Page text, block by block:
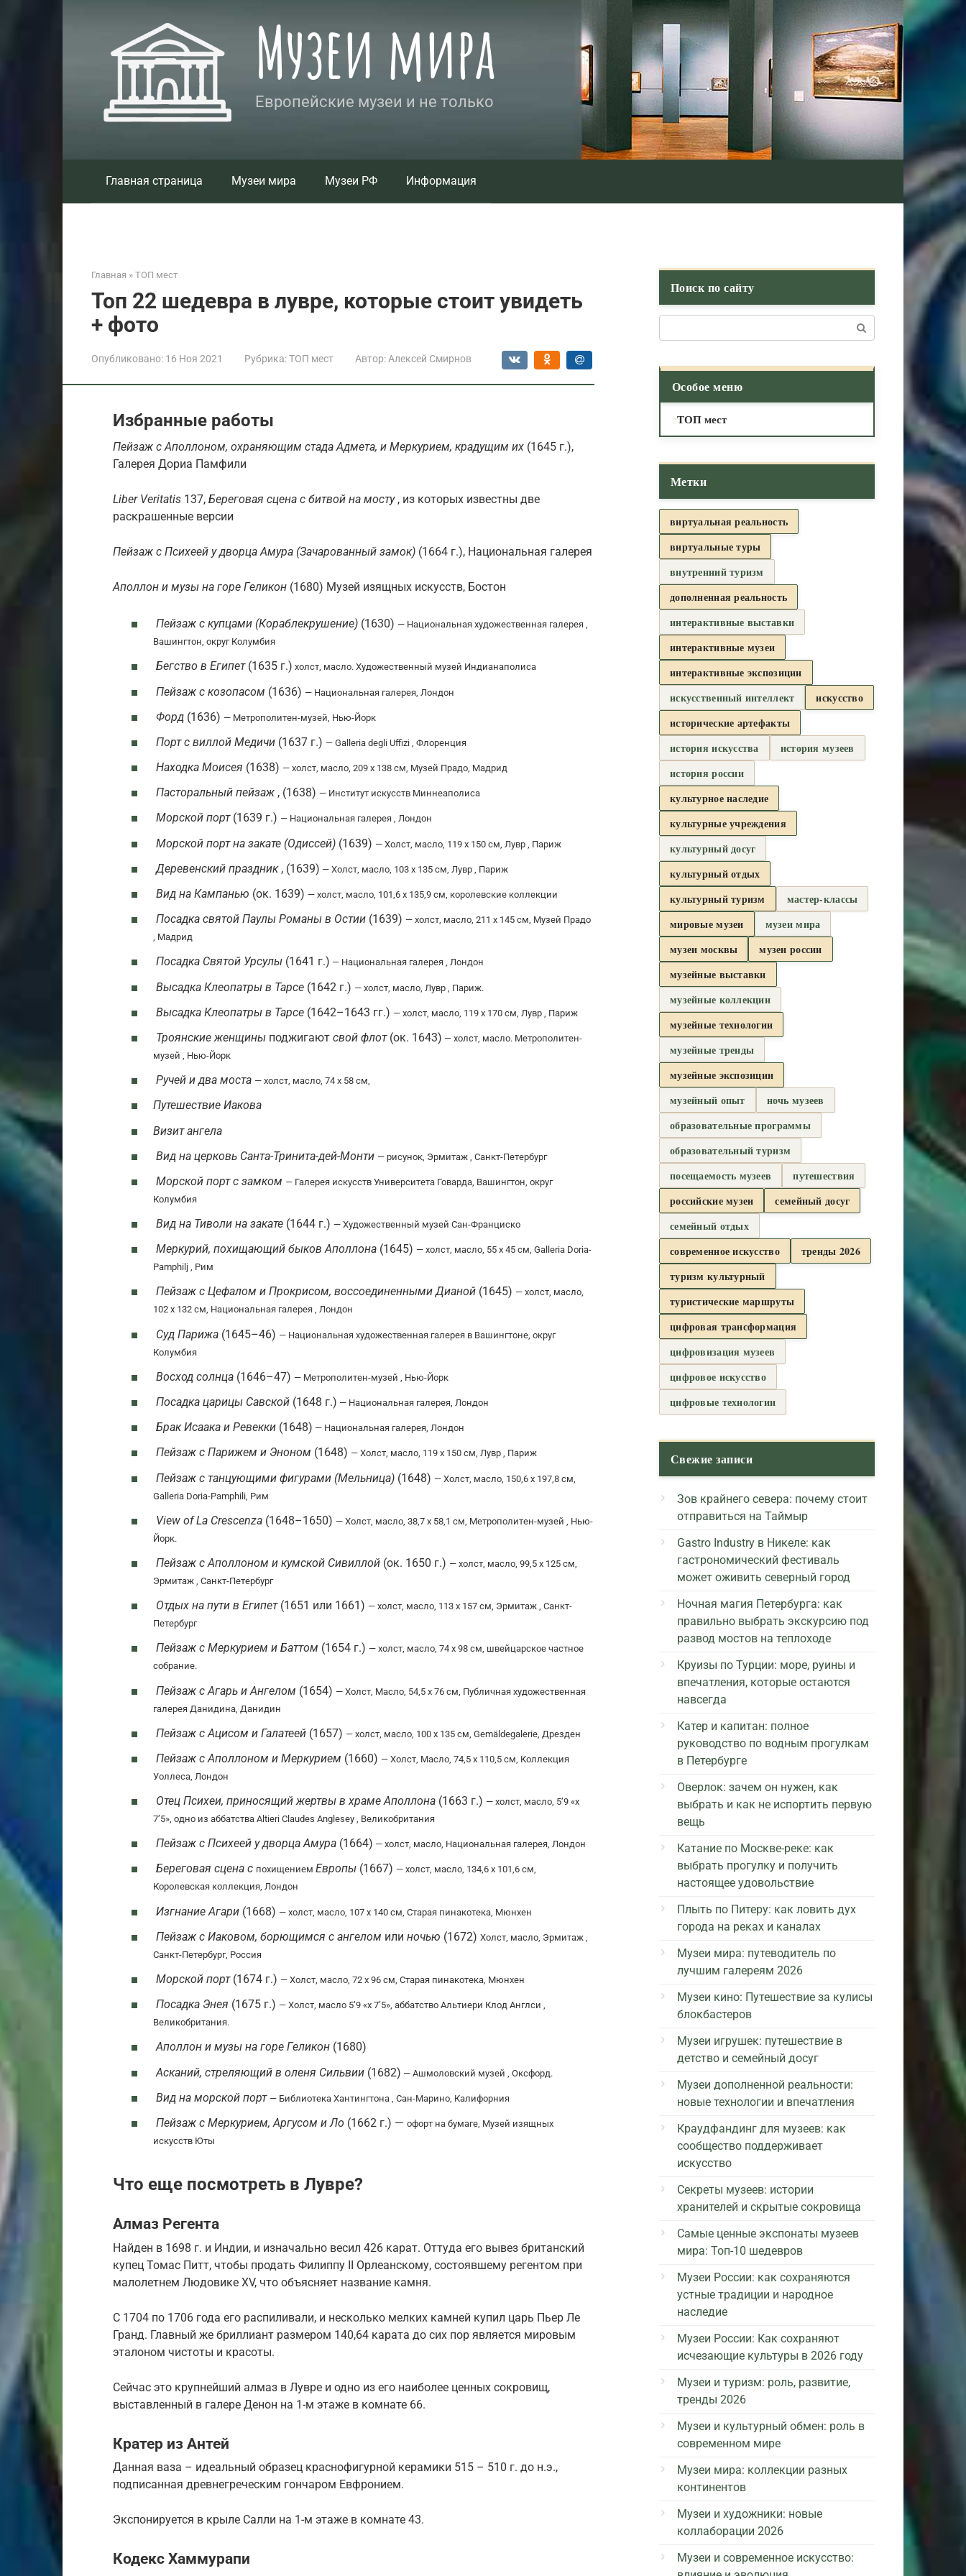
Музеи мира
Европейские музеи и не только
Главная страница Музеи мира Музеи РФ Информация
Главная » ТОП мест
Топ 22 шедевра в лувре, которые стоит увидеть
+ фото
Опубликовано: 16 Ноя 2021 Рубрика:ТОП мест Автор: Алексей Смирнов
Избранные работы
Пейзаж с Аполлоном, охраняющим стада Адмета, и Меркурием, крадущим их (1645 г.),
Галерея Дориа Памфили
Liber Veritatis 137, Береговая сцена с битвой на мосту, из которых известны две
раскрашенные версии
Пейзаж с Психеей у дворца Амура (Зачарованный замок) (1664 г.), Национальная галерея
Аполлон и музы на горе Геликон (1680) Музей изящных искусств, Бостон
Пейзаж с купцами (Кораблекрушение) (1630) — Национальная художественная галерея ,
Вашингтон, округ Колумбия
Бегство в Египет(1635 г.) холст, масло. Художественный музей Индианаполиса
Пейзаж с козопасом (1636) — Национальная галерея, Лондон
Форд (1636) — Метрополитен-музей, Нью-Йорк
Порт с виллой Медичи (1637 г.) — Galleria degli Uffizi , Флоренция
Находка Моисея (1638) — холст, масло, 209 x 138 см, Музей Прадо, Мадрид
Пасторальный пейзаж , (1638) — Институт искусств Миннеаполиса
Морской порт(1639 г.) — Национальная галерея , Лондон
Морской порт на закате (Одиссей) (1639) — Холст, масло, 119 x 150 см, Лувр , Париж
Деревенский праздник, (1639) — Холст, масло, 103 x 135 см, Лувр , Париж
Вид на Кампанью (ок. 1639) — холст, масло, 101,6 x 135,9 см, королевские коллекции
Посадка святой Паулы Романы в Остии (1639) — холст, масло, 211 х 145 см, Музей Прадо
, Мадрид
Посадка Святой Урсулы (1641 г.) — Национальная галерея , Лондон
Высадка Клеопатры в Тарсе (1642 г.) — холст, масло, Лувр , Париж.
Высадка Клеопатры в Тарсе (1642–1643 гг.) — холст, масло, 119 x 170 см, Лувр , Париж
Троянские женщины поджигают свой флот(ок. 1643) — холст, масло. Метрополитен-
музей , Нью-Йорк
Ручей и два моста — холст, масло, 74 х 58 см,
Путешествие Иакова
Визит ангела
Вид на церковь Санта-Тринита-дей-Монти — рисунок, Эрмитаж , Санкт-Петербург
Морской порт с замком — Галерея искусств Университета Говарда, Вашингтон, округ
Колумбия
Вид на Тиволи на закате (1644 г.) — Художественный музей Сан-Франциско
Меркурий, похищающий быков Аполлона (1645) — холст, масло, 55 x 45 см, Galleria Doria-
Pamphilj , Рим
Пейзаж с Цефалом и Прокрисом, воссоединенными Дианой (1645) — холст, масло,
102 x 132 см, Национальная галерея , Лондон
Суд Парижа (1645–46) — Национальная художественная галерея в Вашингтоне, округ
Колумбия
Восход солнца (1646–47) — Метрополитен-музей , Нью-Йорк
Посадка царицы Савской (1648 г.) — Национальная галерея, Лондон
Брак Исаака и Ревекки (1648) — Национальная галерея, Лондон
Пейзаж с Парижем и Эноном (1648) — Холст, масло, 119 x 150 см, Лувр , Париж
Пейзаж с танцующими фигурами (Мельница) (1648) — Холст, масло, 150,6 x 197,8 см,
Galleria Doria-Pamphili, Рим
View of La Crescenza (1648–1650) — Холст, масло, 38,7 x 58,1 см, Метрополитен-музей , Нью-
Йорк.
Пейзаж с Аполлоном и кумской Сивиллой (ок. 1650 г.) — холст, масло, 99,5 x 125 см,
Эрмитаж , Санкт-Петербург
Отдых на пути в Египет(1651 или 1661) — холст, масло, 113 x 157 см, Эрмитаж , Санкт-
Петербург
Пейзаж с Меркурием и Баттом (1654 г.) — холст, масло, 74 x 98 см, швейцарское частное
собрание.
Пейзаж с Агарь и Ангелом (1654) — Холст, Масло, 54,5 x 76 см, Публичная художественная
галерея Данидина, Данидин
Пейзаж с Ацисом и Галатеей (1657) — холст, масло, 100 x 135 см, Gemäldegalerie, Дрезден
Пейзаж с Аполлоном и Меркурием (1660) — Холст, Масло, 74,5 x 110,5 см, Коллекция
Уоллеса, Лондон
Отец Психеи, приносящий жертвы в храме Аполлона (1663 г.) — холст, масло, 5’9 «x
7’5», одно из аббатства Altieri Claudes Anglesey , Великобритания
Пейзаж с Психеей у дворца Амура (1664) — холст, масло, Национальная галерея, Лондон
Береговая сцена с похищением Европы (1667) — холст, масло, 134,6 x 101,6 см,
Королевская коллекция, Лондон
Изгнание Агари (1668) — холст, масло, 107 х 140 см, Старая пинакотека, Мюнхен
Пейзаж с Иаковом, борющимся с ангелом или ночью (1672) Холст, масло, Эрмитаж ,
Санкт-Петербург, Россия
Морской порт(1674 г.) — Холст, масло, 72 x 96 см, Старая пинакотека, Мюнхен
Посадка Энея (1675 г.) — Холст, масло 5’9 «x 7’5», аббатство Альтиери Клод Англси ,
Великобритания.
Аполлон и музы на горе Геликон (1680)
Асканий, стреляющий в оленя Сильвии (1682) — Ашмоловский музей , Оксфорд.
Вид на морской порт — Библиотека Хантингтона , Сан-Марино, Калифорния
Пейзаж с Меркурием, Аргусом и Ло (1662 г.) — офорт на бумаге, Музей изящных
искусств Юты
Что еще посмотреть в Лувре?
Алмаз Регента
Найден в 1698 г. и Индии, и изначально весил 426 карат. Оттуда его вывез британский
купец Томас Питт, чтобы продать Филиппу II Орлеанскому, состоявшему регентом при
малолетнем Людовике XV, что объясняет название камня.
С 1704 по 1706 года его распиливали, и несколько мелких камней купил царь Пьер Ле
Гранд. Главный же бриллиант размером 140,64 карата до сих пор является мировым
эталоном чистоты и красоты.
Сейчас это крупнейший алмаз в Лувре и одно из его наиболее ценных сокровищ,
выставленный в галере Денон на 1-м этаже в комнате 66.
Кратер из Антей
Данная ваза – идеальный образец краснофигурной керамики 515 – 510 г. до н.э.,
подписанная древнегреческим гончаром Евфронием.
Экспонируется в крыле Салли на 1-м этаже в комнате 43.
Кодекс Хаммурапи
Поиск по сайту
Особое меню
ТОП мест
Метки
виртуальная реальность
виртуальные туры
внутренний туризм
дополненная реальность
интерактивные выставки
интерактивные музеи
интерактивные экспозиции
искусственный интеллект
искусство
исторические артефакты
история искусства
история музеев
история россии
культурное наследие
культурные учреждения
культурный досуг
культурный отдых
культурный туризм
мастер-классы
мировые музеи
музеи мира
музеи москвы
музеи россии
музейные выставки
музейные коллекции
музейные технологии
музейные тренды
музейные экспозиции
музейный опыт
ночь музеев
образовательные программы
образовательный туризм
посещаемость музеев
путешествия
российские музеи
семейный досуг
семейный отдых
современное искусство
тренды 2026
туризм культурный
туристические маршруты
цифровая трансформация
цифровизация музеев
цифровое искусство
цифровые технологии
Свежие записи
Зов крайнего севера: почему стоит
отправиться на Таймыр
Gastro Industry в Никеле: как
гастрономический фестиваль
может оживить северный город
Ночная магия Петербурга: как
правильно выбрать экскурсию под
развод мостов на теплоходе
Круизы по Турции: море, руины и
впечатления, которые остаются
навсегда
Катер и капитан: полное
руководство по водным прогулкам
в Петербурге
Оверлок: зачем он нужен, как
выбрать и как не испортить первую
вещь
Катание по Москве-реке: как
выбрать прогулку и получить
настоящее удовольствие
Плыть по Питеру: как ловить дух
города на реках и каналах
Музеи мира: путеводитель по
лучшим галереям 2026
Музеи кино: Путешествие за кулисы
блокбастеров
Музеи игрушек: путешествие в
детство и семейный досуг
Музеи дополненной реальности:
новые технологии и впечатления
Краудфандинг для музеев: как
сообщество поддерживает
искусство
Секреты музеев: истории
хранителей и скрытые сокровища
Самые ценные экспонаты музеев
мира: Топ-10 шедевров
Музеи России: как сохраняются
устные традиции и народное
наследие
Музеи России: Как сохраняют
исчезающие культуры в 2026 году
Музеи и туризм: роль, развитие,
тренды 2026
Музеи и культурный обмен: роль в
современном мире
Музеи мира: коллекции разных
континентов
Музеи и художники: новые
коллаборации 2026
Музеи и современное искусство: